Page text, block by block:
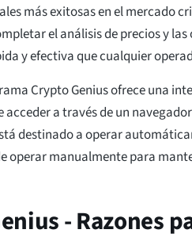
más exitosas en el mercado
el análisis de precios y
y efectiva que cualquier
Crypto Genius ofrece una
acceder a través de un
destinado a operar
operar manualmente para
- Razones